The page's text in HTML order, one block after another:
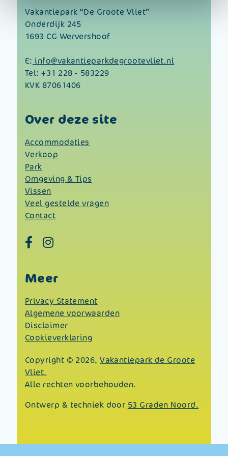
Vakantiepark “De Groote Vliet”
Onderdijk 245
1693 CG Wervershoof
E: info@vakantieparkdegrootevliet.nl
Tel:+31 228 - 583229
KVK 87061406
Over deze site
Accommodaties
Verkoop
Park
Omgeving & Tips
Vissen
Veel gestelde vragen
Contact
Meer
Privacy Statement
Algemene voorwaarden
Disclaimer
Cookieverklaring
Copyright © 2026,Vakantiepark de Groote
Vliet.
Alle rechten voorbehouden.
Ontwerp & techniek door 53 Graden Noord.